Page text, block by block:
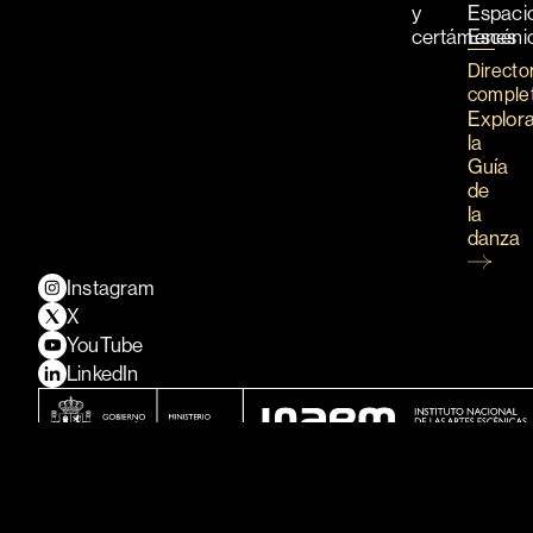
y
certámenes
la
Guía
de
la
danza
Instagram
X
YouTube
LinkedIn